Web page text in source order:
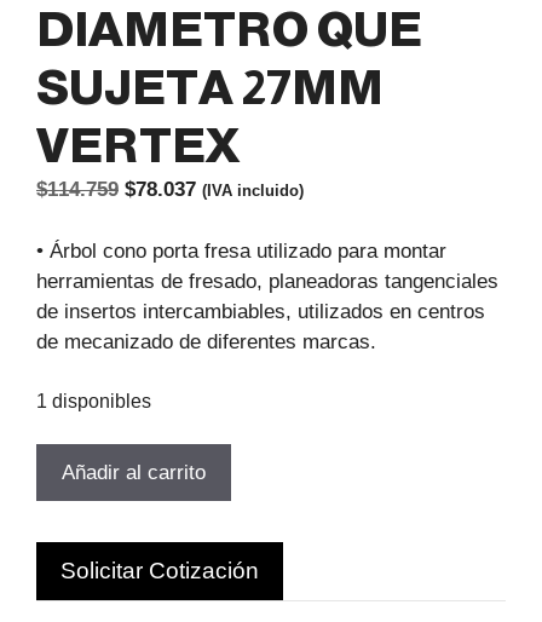
DIAMETRO QUE
SUJETA 27MM
VERTEX
$114.759 El
original
era:
$114.759.
$78.037El
actual
es:
$78.037.
(IVA incluido)
• Árbol cono porta fresa utilizado para montar
herramientas de fresado, planeadoras tangenciales
de insertos intercambiables, utilizados en centros
de mecanizado de diferentes marcas.
1 disponibles
27
DIAMETRO
QUE
Añadir al carrito
Solicitar Cotización